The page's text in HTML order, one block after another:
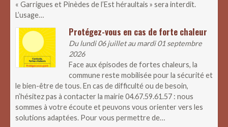
« Garrigues et Pinèdes de l’Est héraultais » sera interdit.
L’usage…
Protégez-vous en cas de forte chaleur
Du lundi 06 juillet au mardi 01 septembre
2026
Face aux épisodes de fortes chaleurs, la
commune reste mobilisée pour la sécurité et
le bien-être de tous. En cas de difficulté ou de besoin,
n’hésitez pas à contacter la mairie 04.67.59.61.57 : nous
sommes à votre écoute et peuvons vous orienter vers les
solutions adaptées. Pour vous permettre de…